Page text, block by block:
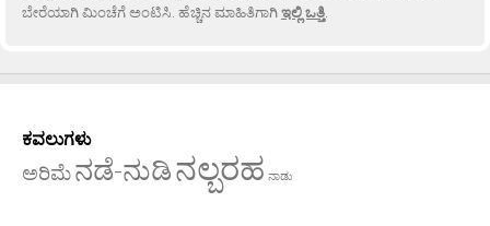
ಬೇರೆಯಾಗಿ ಮಿಂಚೆಗೆ ಅಂಟಿಸಿ. ಹೆಚ್ಚಿನ ಮಾಹಿತಿಗಾಗಿಇಲ್ಲಿ ಒತ್ತಿ
ಕವಲುಗಳು
ಅರಿಮೆನಡೆ-ನುಡಿನಲ್ಬರಹ ನಾಡು